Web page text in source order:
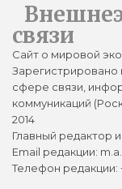
связи
Сайт о мировой
Зарегистрировано
сфере связи,
коммуникаций
2014
Главный редактор
Email редакции:
Телефон редакции: